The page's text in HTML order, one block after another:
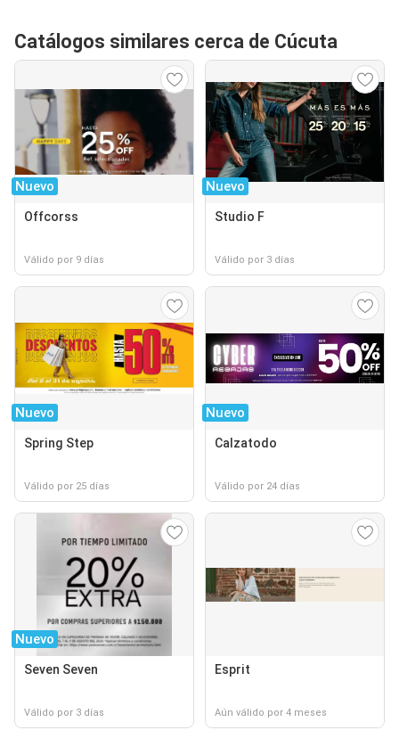
Catálogos similares cerca de Cúcuta
Nuevo
Offcorss
Válido por 9 días
Nuevo
Studio F
Válido por 3 días
Nuevo
Spring Step
Válido por 25 días
Nuevo
Calzatodo
Válido por 24 días
Nuevo
Seven Seven
Válido por 3 días
Esprit
Aún válido por 4 meses